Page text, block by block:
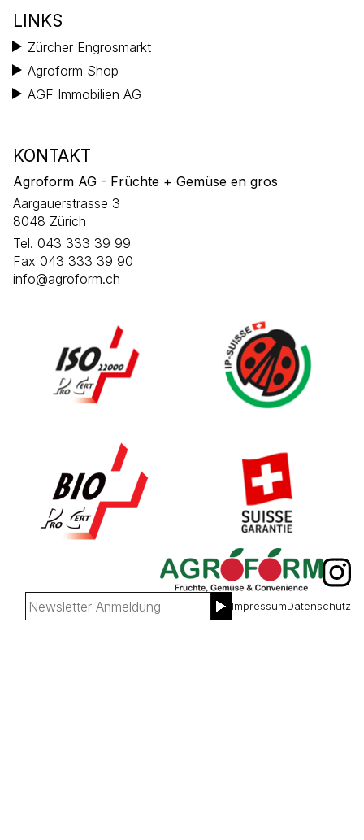
LINKS
Zürcher Engrosmarkt
Agroform Shop
AGF Immobilien AG
KONTAKT
Agroform AG - Früchte + Gemüse en gros
Aargauerstrasse 3
8048 Zürich
Tel. 043 333 39 99
Fax 043 333 39 90
info@agroform.ch
ImpressumDatenschutz